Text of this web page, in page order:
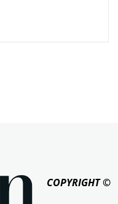
COPYRIGHT ©